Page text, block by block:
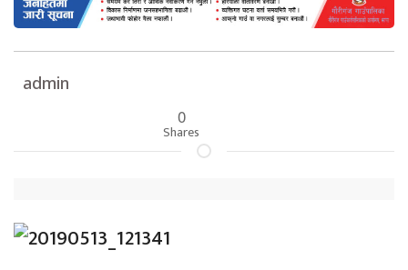
admin
0
Shares